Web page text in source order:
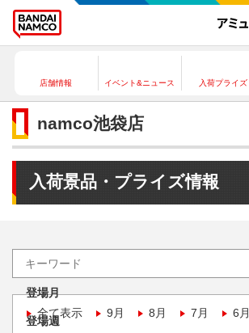
店舗情報 イベント&ニュース 入荷プライズ
namco池袋店
入荷景品・プライズ情報
登場月
全て表示
9月 8月 7月 6月
登場週